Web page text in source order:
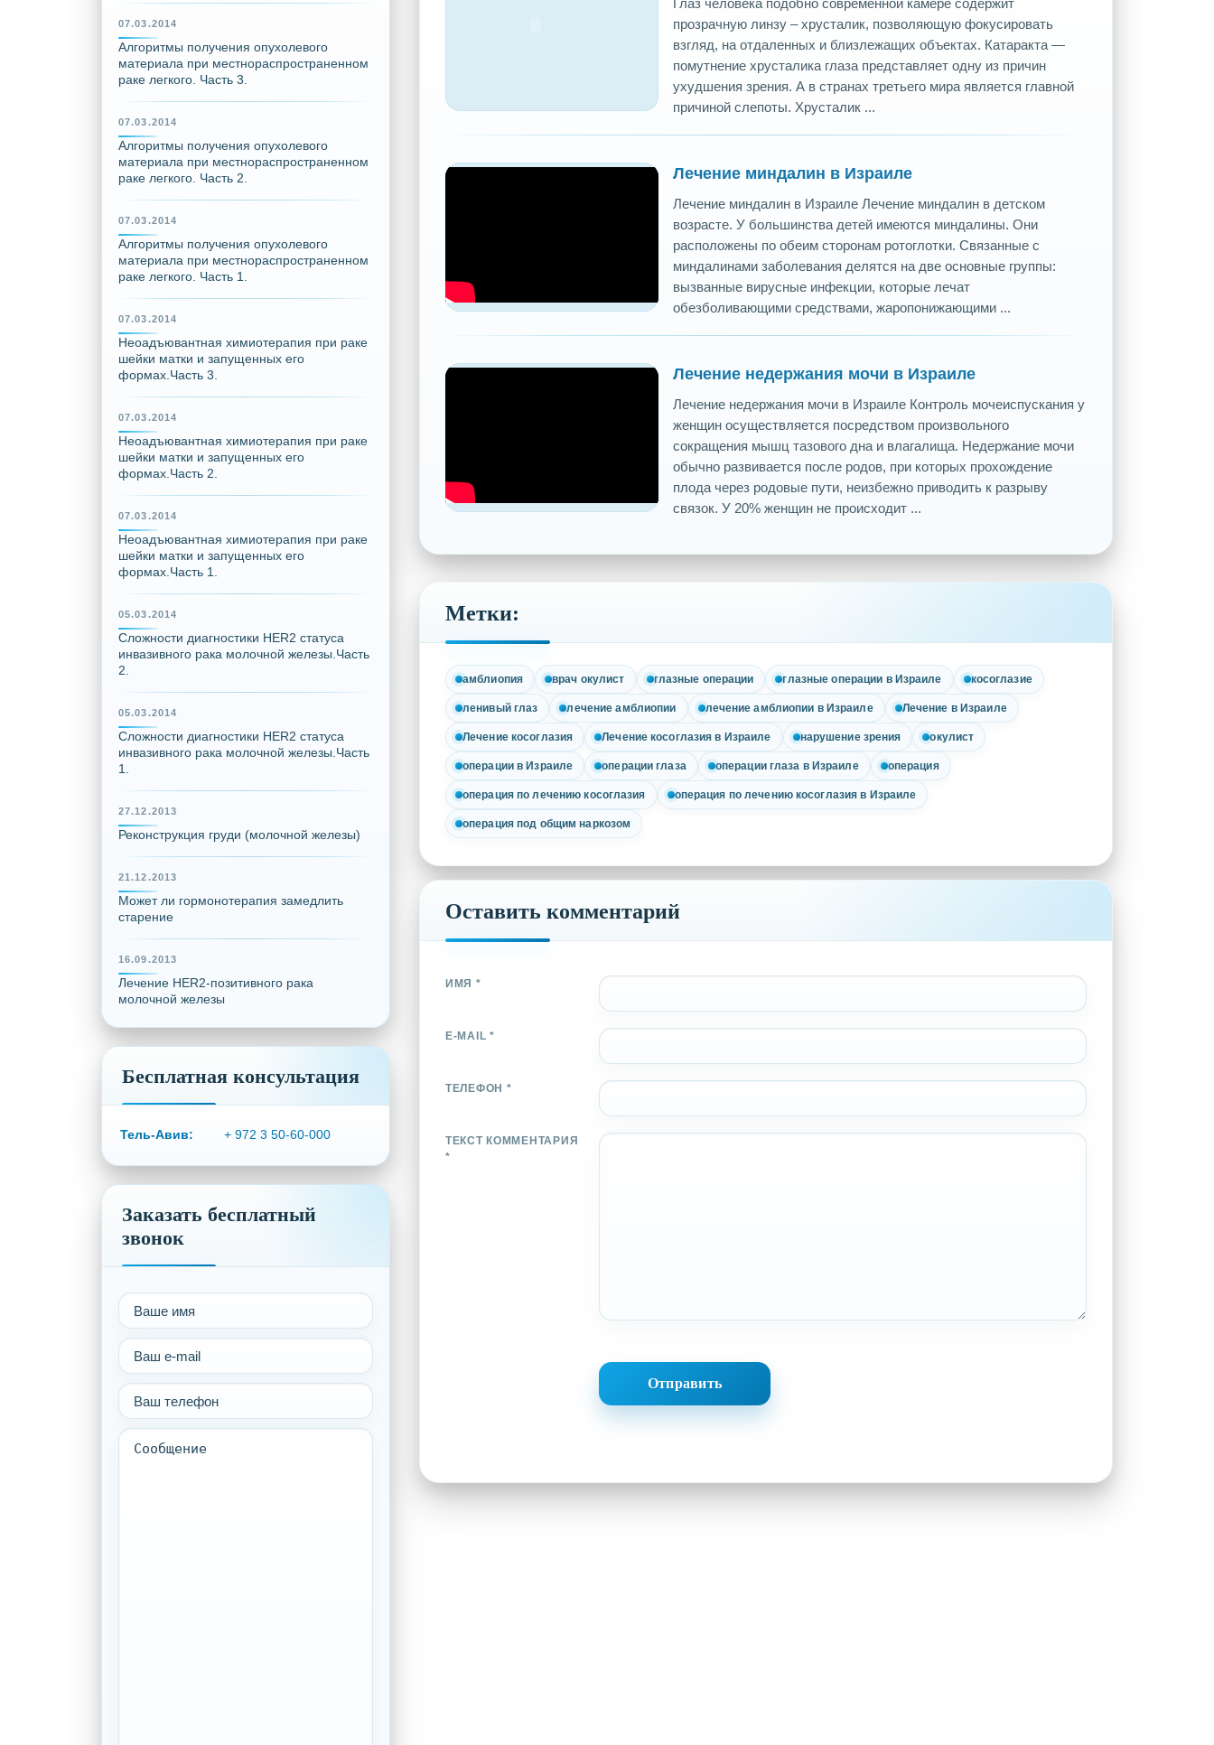
07.03.2014
Алгоритмы получения опухолевого
материала при местнораспространенном
раке легкого. Часть 3.
07.03.2014
Алгоритмы получения опухолевого
материала при местнораспространенном
раке легкого. Часть 2.
07.03.2014
Алгоритмы получения опухолевого
материала при местнораспространенном
раке легкого. Часть 1.
07.03.2014
Неоадъювантная химиотерапия при раке
шейки матки и запущенных его
формах.Часть 3.
07.03.2014
Неоадъювантная химиотерапия при раке
шейки матки и запущенных его
формах.Часть 2.
07.03.2014
Неоадъювантная химиотерапия при раке
шейки матки и запущенных его
формах.Часть 1.
05.03.2014
Сложности диагностики HER2 статуса
инвазивного рака молочной железы.Часть
2.
05.03.2014
Сложности диагностики HER2 статуса
инвазивного рака молочной железы.Часть
1.
27.12.2013
Реконструкция груди (молочной железы)
21.12.2013
Может ли гормонотерапия замедлить
старение
16.09.2013
Лечение HER2-позитивного рака
молочной железы
Бесплатная консультация
Тель-Авив: + 972 3 50-60-000
Заказать бесплатный
звонок
Глаз человека подобно современной камере содержит
прозрачную линзу – хрусталик, позволяющую фокусировать
взгляд, на отдаленных и близлежащих объектах. Катаракта —
помутнение хрусталика глаза представляет одну из причин
ухудшения зрения. А в странах третьего мира является главной
причиной слепоты. Хрусталик ...
Лечение миндалин в Израиле
Лечение миндалин в Израиле Лечение миндалин в детском
возрасте. У большинства детей имеются миндалины. Они
расположены по обеим сторонам ротоглотки. Связанные с
миндалинами заболевания делятся на две основные группы:
вызванные вирусные инфекции, которые лечат
обезболивающими средствами, жаропонижающими ...
Лечение недержания мочи в Израиле
Лечение недержания мочи в Израиле Контроль мочеиспускания у
женщин осуществляется посредством произвольного
сокращения мышц тазового дна и влагалища. Недержание мочи
обычно развивается после родов, при которых прохождение
плода через родовые пути, неизбежно приводить к разрыву
связок. У 20% женщин не происходит ...
Метки:
амблиопия врач окулист глазные операции глазные операции в Израиле косоглазие
ленивый глаз лечение амблиопии лечение амблиопии в Израиле Лечение в Израиле
Лечение косоглазия Лечение косоглазия в Израиле нарушение зрения окулист
операции в Израиле операции глаза операции глаза в Израиле операция
операция по лечению косоглазия операция по лечению косоглазия в Израиле
операция под общим наркозом
Оставить комментарий
ИМЯ *
E-MAIL *
ТЕЛЕФОН *
ТЕКСТ КОММЕНТАРИЯ
*